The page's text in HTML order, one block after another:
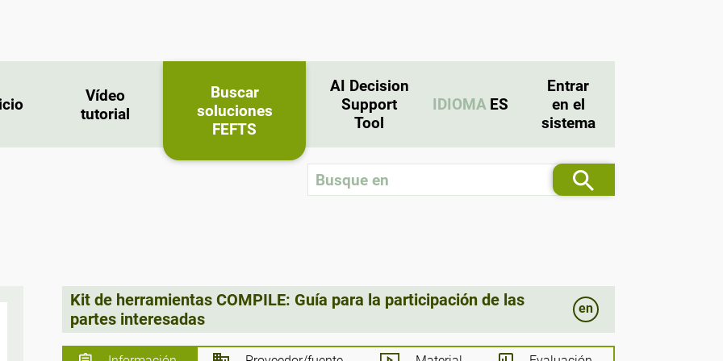
Vídeo
tutorial
Buscar
soluciones
FEFTS
AI Decision
Support
Tool
IDIOMA ES
Entrar
en el
sistema
Kit de herramientas COMPILE: Guía para la participación de las
partes interesadas
en